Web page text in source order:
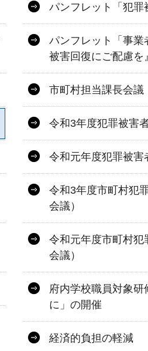
パンフレット「犯罪
パンフレット「事
被害回復にご配慮を
市町村担当課長会議
令和3年度犯罪被害
令和元年度犯罪被害
令和3年度市町村犯
会議）
令和元年度市町村
会議）
府内学校職員対象
に」の開催
経済的負担の軽減